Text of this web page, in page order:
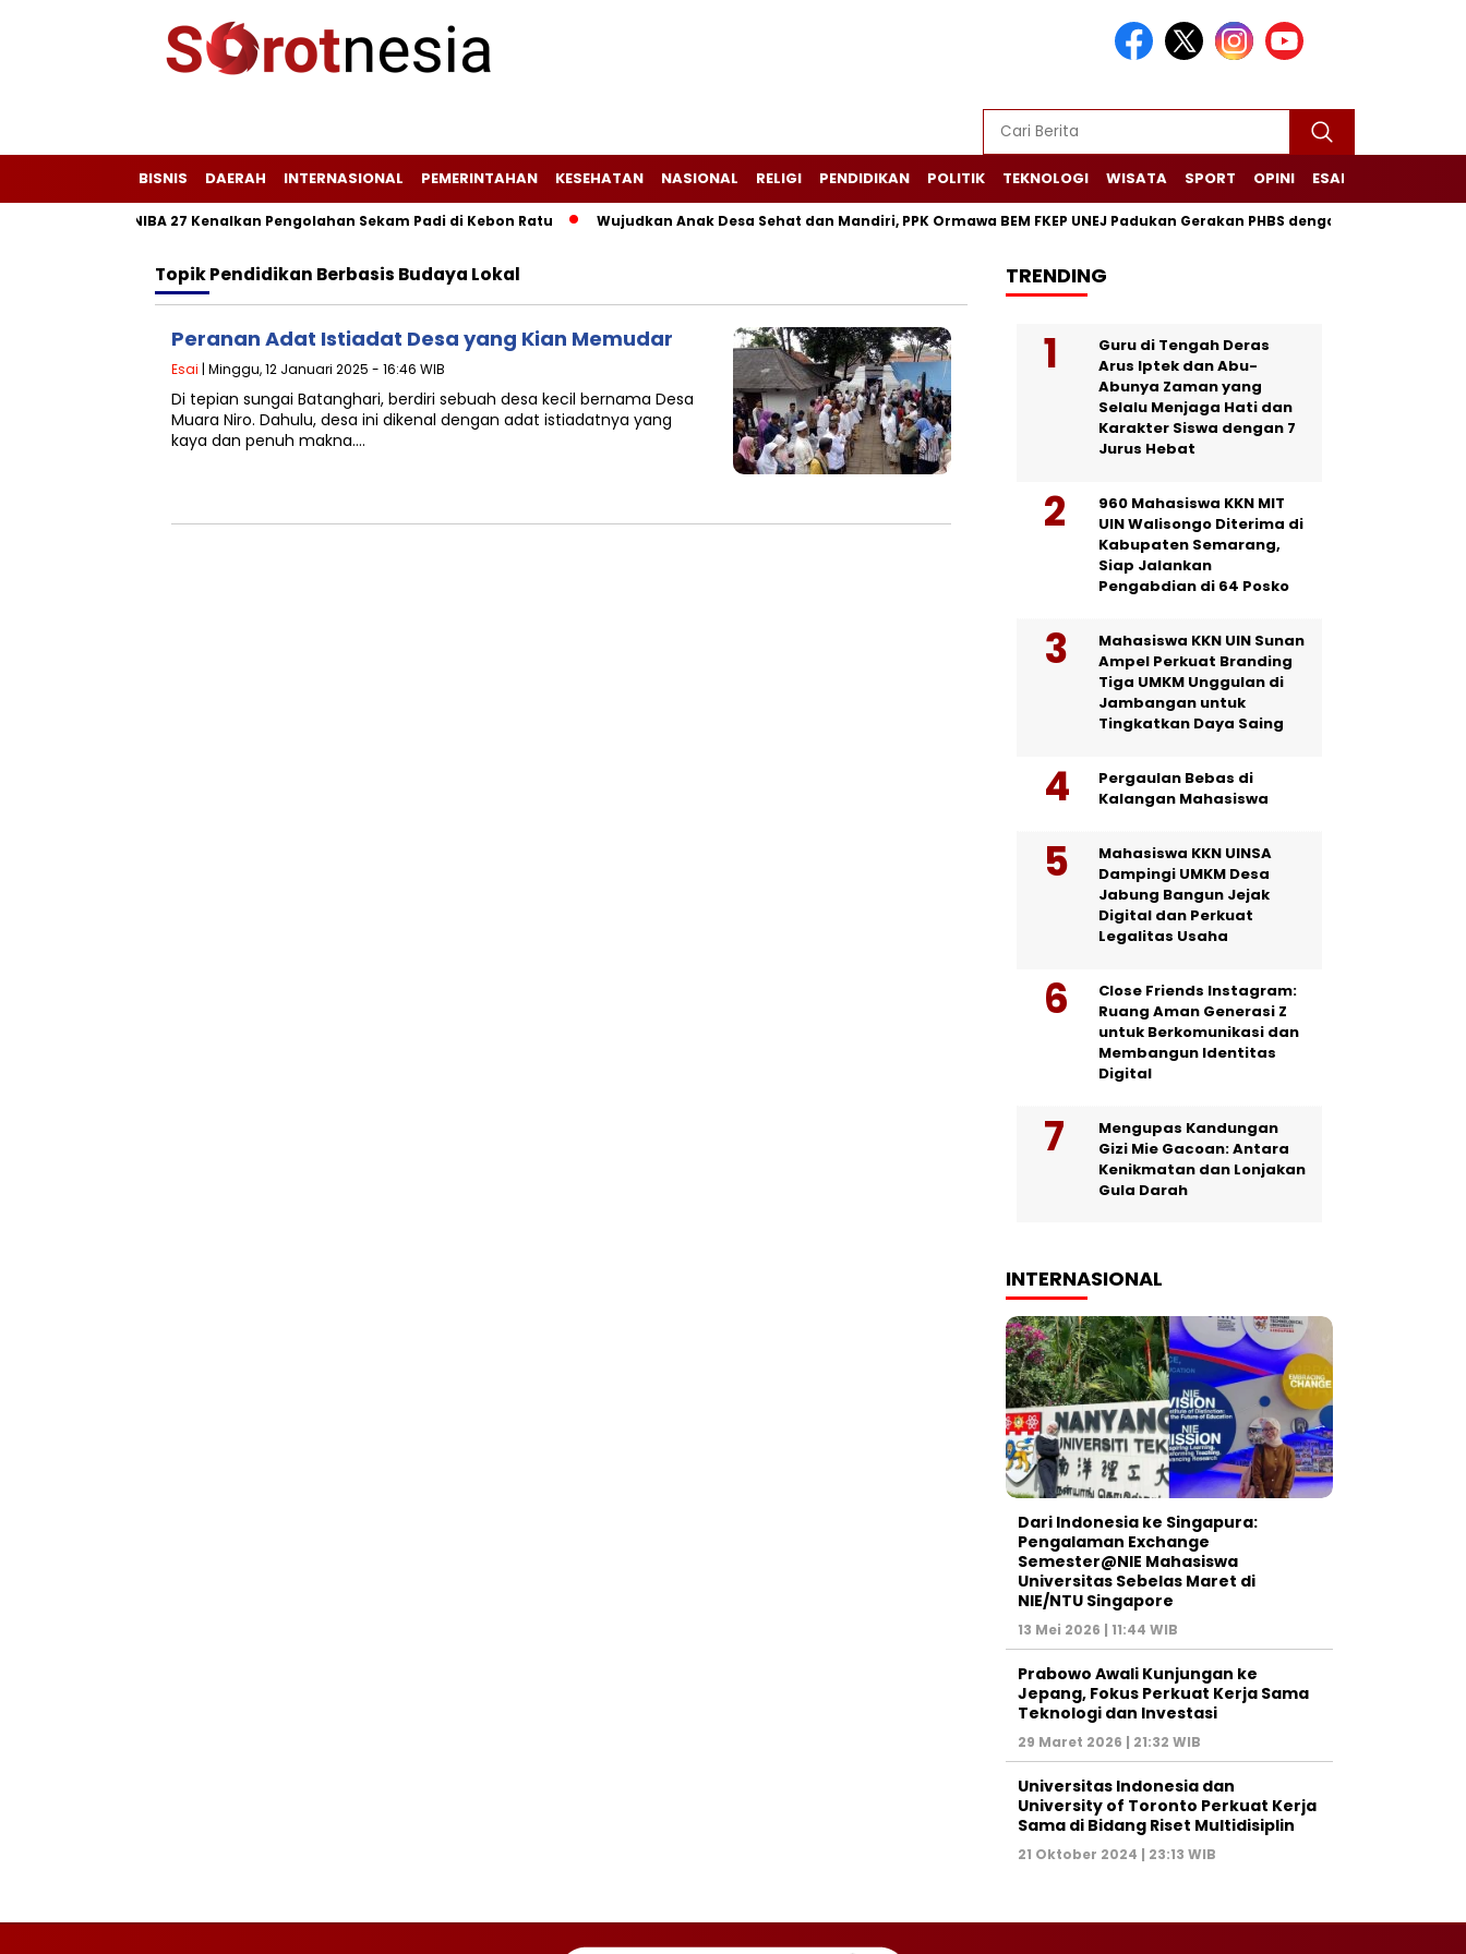
BISNIS DAERAH INTERNASIONAL PEMERINTAHAN KESEHATAN NASIONAL RELIGI PENDIDIKAN POLITIK TEKNOLOGI WISATA SPORT OPINI ESAI
KKM UNIBA 27 Kenalkan Pengolahan Sekam Padi di Kebon Ratu Wujudkan Anak Desa Sehat dan Mandiri, PPK Ormawa BEM FKEP UNEJ Padukan Gerakan PHBS dengan Pelatihan Lilin
TopikPendidikan Berbasis Budaya Lokal
Peranan Adat Istiadat Desa yang Kian Memudar
Esai | Minggu, 12 Januari 2025 - 16:46 WIB
Di tepian sungai Batanghari, berdiri sebuah desa kecil bernama Desa
Muara Niro. Dahulu, desa ini dikenal dengan adat istiadatnya yang
kaya dan penuh makna….
TRENDING
Guru di Tengah Deras
Arus Iptek dan Abu-
Abunya Zaman yang
Selalu Menjaga Hati dan
Karakter Siswa dengan 7
Jurus Hebat
960 Mahasiswa KKN MIT
UIN Walisongo Diterima di
Kabupaten Semarang,
Siap Jalankan
Pengabdian di 64 Posko
Mahasiswa KKN UIN Sunan
Ampel Perkuat Branding
Tiga UMKM Unggulan di
Jambangan untuk
Tingkatkan Daya Saing
Pergaulan Bebas di
Kalangan Mahasiswa
Mahasiswa KKN UINSA
Dampingi UMKM Desa
Jabung Bangun Jejak
Digital dan Perkuat
Legalitas Usaha
Close Friends Instagram:
Ruang Aman Generasi Z
untuk Berkomunikasi dan
Membangun Identitas
Digital
Mengupas Kandungan
Gizi Mie Gacoan: Antara
Kenikmatan dan Lonjakan
Gula Darah
INTERNASIONAL
Dari Indonesia ke Singapura:
Pengalaman Exchange
Semester@NIE Mahasiswa
Universitas Sebelas Maret di
NIE/NTU Singapore
13 Mei 2026 | 11:44 WIB
Prabowo Awali Kunjungan ke
Jepang, Fokus Perkuat Kerja Sama
Teknologi dan Investasi
29 Maret 2026 | 21:32 WIB
Universitas Indonesia dan
University of Toronto Perkuat Kerja
Sama di Bidang Riset Multidisiplin
21 Oktober 2024 | 23:13 WIB